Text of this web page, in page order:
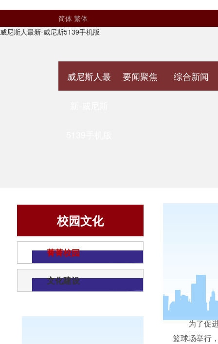
简体 繁体
威尼斯人最新-威尼斯5139手机版
威尼斯人最 要闻聚焦 综合新闻
校园文化
菁菁校园
文化建设
为了促
篮球场举行